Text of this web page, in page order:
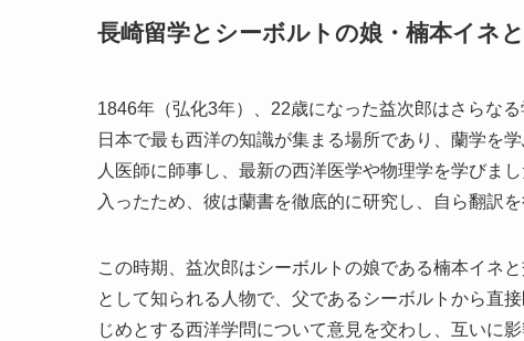
長崎留学とシーボルトの娘・楠本イネ
1846年（弘化3年）、22歳になった益次郎はさらな
日本で最も西洋の知識が集まる場所であり、蘭学を
人医師に師事し、最新の西洋医学や物理学を学びま
入ったため、彼は蘭書を徹底的に研究し、自ら翻訳
この時期、益次郎はシーボルトの娘である楠本イネ
として知られる人物で、父であるシーボルトから直
じめとする西洋学問について意見を交わし、互いに